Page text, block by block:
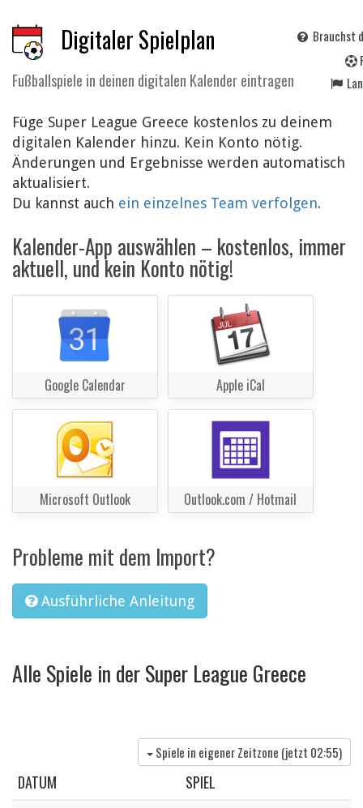
Digitaler Spielplan
Fußballspiele in deinen digitalen Kalender eintragen
Brauchst
Füge Super League Greece kostenlos zu deinem
digitalen Kalender hinzu. Kein Konto nötig.
Änderungen und Ergebnisse werden automatisch
aktualisiert.
Du kannst auch ein einzelnes Team verfolgen.
Kalender-App auswählen – kostenlos, immer
aktuell, und kein Konto nötig!
Google Calendar Apple iCal
Microsoft Outlook Outlook.com / Hotmail
Probleme mit dem Import?
Ausführliche Anleitung
Alle Spiele in der Super League Greece
Spiele in eigener Zeitzone (jetzt 02:55)
DATUM SPIEL